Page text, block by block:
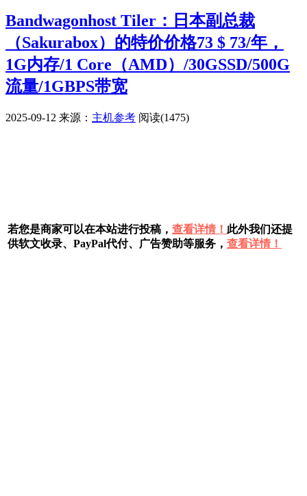
Bandwagonhost Tiler：日本副总裁
（Sakurabox）的特价价格73 $ 73/年，
1G内存/1 Core（AMD）/30GSSD/500G
流量/1GBPS带宽
2025-09-12 来源： 主机参考 阅读(1475)
若您是商家可以在本站进行投稿， 查看详情！ 此外我们还提
供软文收录、PayPal代付、广告赞助等服务， 查看详情！